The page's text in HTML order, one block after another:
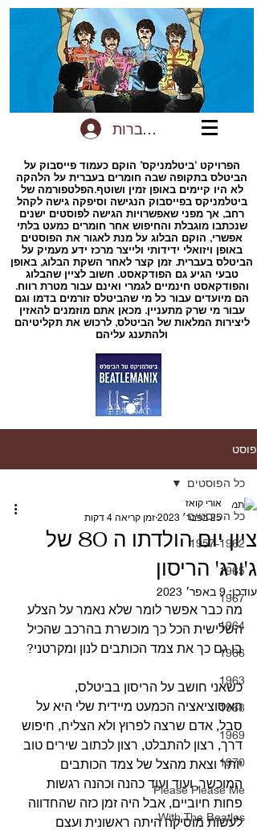
להתחברות
הפרויקט ‘ביטלמניקס’ הוקם כעמוד פייסבוק על
הביטלס בתקופה שבה חומרים בעברית על הלהקה
לא היו קיימים באופן זמין ושוטף.הפלטפורמה של
ביטלמניקס בפייסבוק הנגישה וסיפקה גישה לקהל
רחב, אך מפני שאפשרויות הגישה לפוסטים ישנים
שנכתבו מוגבלת והחיפוש אחר חומרים כמעט בלתי
אפשרי, הוקם הבלוג על מנת לאגור את הפוסטים
באופן ויזואלי ידידותי ולייצר מרכז ידע מעמיק על
הביטלס בעברית. זמן קצר לאחר השקת הבלוג, באופן
טבעי הגיע גם הפודקאסט. חשוב לציין שהבלוג
והפודקאסט חינמיים לגמרי ואינם עבור מטרת רווח.
הם מיועדים עבור כל מי שהביטלס זורמים בדמו וגם
עבור מי שרק מתעניין. מכאן אתם מוזמנים להאזין
ליצירות המלאות של הביטלס, לרכוש את תקליטיהם
ולהתענג עליהם
פוסט
כל הפוסטים
1957-1962
1965
1967
1964
1966
1963
1968
1969
1970
Please Please Me
With The Beatles
כל הפוסטים
ציון יום הולדתו ה 80 של
ג'ורג' הריסון
אורי קואז
25 בפבר׳ 2023
זמן קריאה 4 דקות
עודכן:9 באפר׳ 2023
מה כבר אפשר לומר שלא נאמר על הצלע
השלישית הכל כך מוכשרת בהרכב שהכיל
בו גם כך את צמד הכותבים לנון ומקרטני?
כשאני חושב על הריסון בביטלס,
האסוציאציה הכמעט מיידית שלי היא על
סבל, אדם שרצה לפרוץ ולא הצליח, חיפוש
דרך, רצון להתבלט, רצון לכתוב שירים טוב
יותר וצאת מהצל של צמד הכותבים
המוכשר, ועוד ועוד כהנה וכהנה רגשות
פחות חיוביים, אבל היה זמן כזה שהחדווה
לעשות מוסיקה היתה ראשונית ועצם